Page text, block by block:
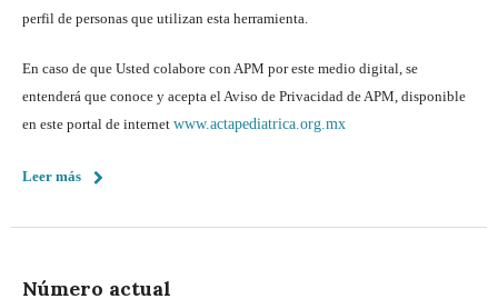
perfil de personas que utilizan esta herramienta.
En caso de que Usted colabore con APM por este medio digital, se
entenderá que conoce y acepta el Aviso de Privacidad de APM, disponible
en este portal de internet www.actapediatrica.org.mx
Leer más
Número actual